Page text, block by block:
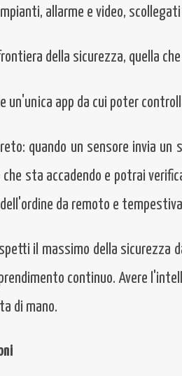
allarme e video,
della sicurezza, quella
un'unica app da cui poter
quando un sensore invia
sta accadendo e potrai
da remoto e
il massimo della sicurezza
continuo. Avere
di mano.